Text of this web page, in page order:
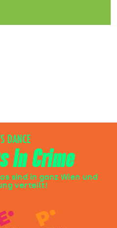
DANCE
In Crime
sind in ganz Wien und
verteilt!